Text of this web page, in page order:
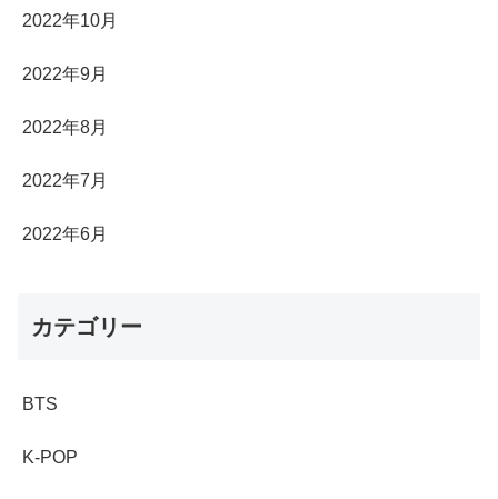
2022年10月
2022年9月
2022年8月
2022年7月
2022年6月
カテゴリー
BTS
K-POP